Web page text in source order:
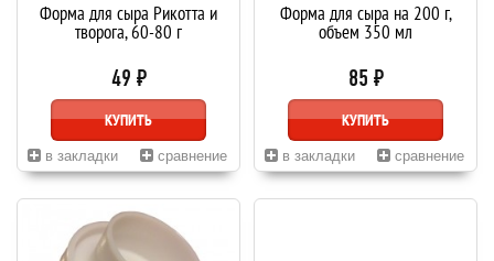
Форма для сыра Рикотта и
творога, 60-80 г
49 ₽
КУПИТЬ
в закладки сравнение
Форма для сыра на 200 г,
объем 350 мл
85 ₽
КУПИТЬ
в закладки сравнение